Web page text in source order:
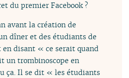
du premier Facebook ?
avant la création de
dîner et des étudiants de
en disant « ce serait quand
un trombinoscope en
ça. Il se dit « les étudiants